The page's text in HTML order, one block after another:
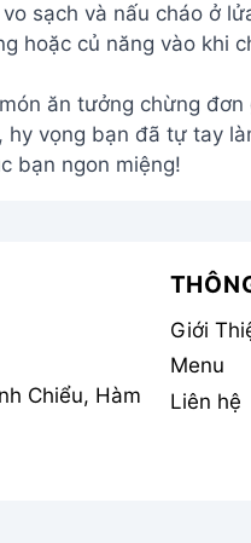
sạch và nấu cháo ở
hoặc củ năng vào khi
ăn tưởng chừng
hy vọng bạn đã tự tay
bạn ngon miệng!
Chiểu, Hàm
Giới
Menu
Liên hệ